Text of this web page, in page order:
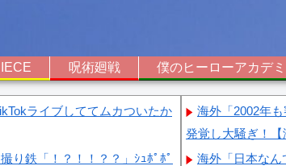
呪術廻戦 僕のヒーローアカデ
ライブしててムカついたか
り鉄「！？！！？？」ｼｭﾎﾟﾎﾟ
海外「2002年
発覚し大騒ぎ！【
海外「日本な